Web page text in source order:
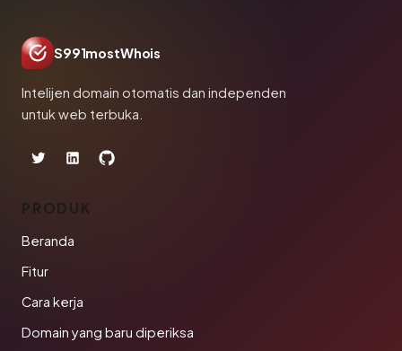
S991mostWhois
Intelijen domain otomatis dan independen
untuk web terbuka.
PRODUK
Beranda
Fitur
Cara kerja
Domain yang baru diperiksa